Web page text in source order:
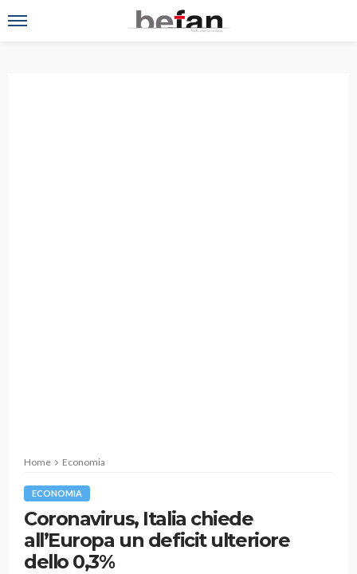
Home Economia
ECONOMIA
Coronavirus, Italia chiede
all’Europa un deficit ulteriore
dello 0,3%